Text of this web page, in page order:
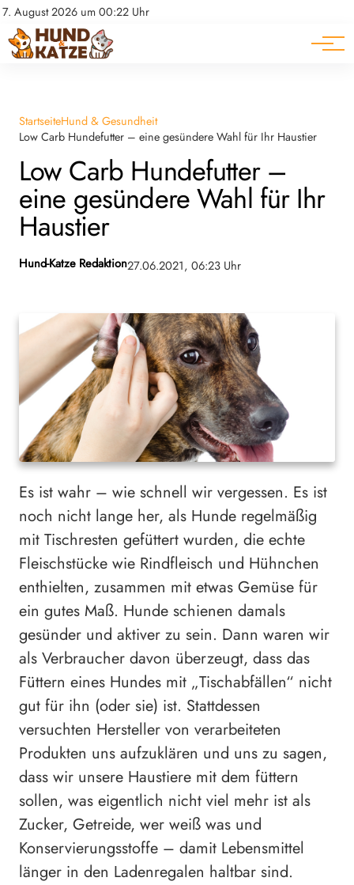
7. August 2026 um 00:22 Uhr
Datenschutz
Impressum
Pferde
Ratgeber
StartseiteHund & Gesundheit
Low Carb Hundefutter – eine gesündere Wahl für Ihr Haustier
Low Carb Hundefutter –
eine gesündere Wahl für Ihr
Haustier
Hund-Katze Redaktion27.06.2021, 06:23 Uhr
Es ist wahr – wie schnell wir vergessen. Es ist
noch nicht lange her, als Hunde regelmäßig
mit Tischresten gefüttert wurden, die echte
Fleischstücke wie Rindfleisch und Hühnchen
enthielten, zusammen mit etwas Gemüse für
ein gutes Maß. Hunde schienen damals
gesünder und aktiver zu sein. Dann waren wir
als Verbraucher davon überzeugt, dass das
Füttern eines Hundes mit „Tischabfällen“ nicht
gut für ihn (oder sie) ist. Stattdessen
versuchten Hersteller von verarbeiteten
Produkten uns aufzuklären und uns zu sagen,
dass wir unsere Haustiere mit dem füttern
sollen, was eigentlich nicht viel mehr ist als
Zucker, Getreide, wer weiß was und
Konservierungsstoffe – damit Lebensmittel
länger in den Ladenregalen haltbar sind.